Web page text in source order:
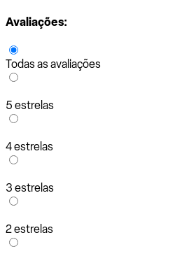
Avaliações:
Todas as avaliações
5 estrelas
4 estrelas
3 estrelas
2 estrelas